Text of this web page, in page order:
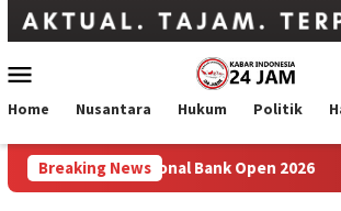
Loncat
Mobile
Home Nusantara Hukum Politik
Breaking News
1000 National Bank Open 2026